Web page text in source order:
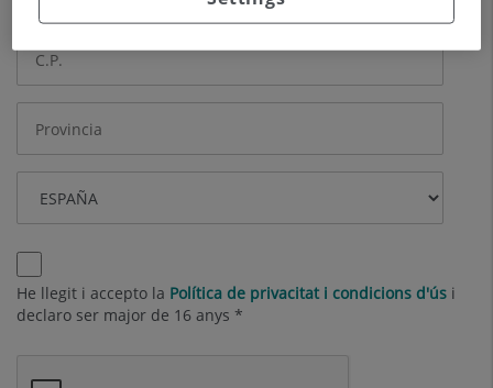
He llegit i accepto la Política de privacitat i condicions d'ús i
declaro ser major de 16 anys *